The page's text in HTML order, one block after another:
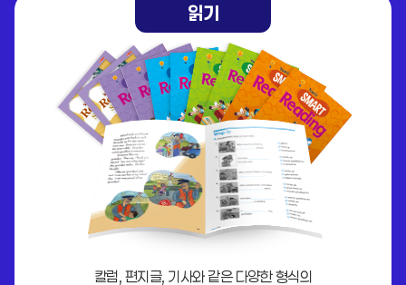
읽기
칼럼, 편지글, 기사와 같은 다양한 형식의